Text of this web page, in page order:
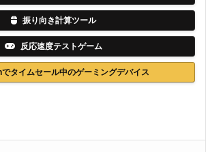
振り向き計算ツール
反応速度テストゲーム
タイムセール中のゲーミングデバイス